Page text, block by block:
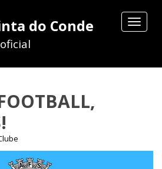
Toggle
do Conde